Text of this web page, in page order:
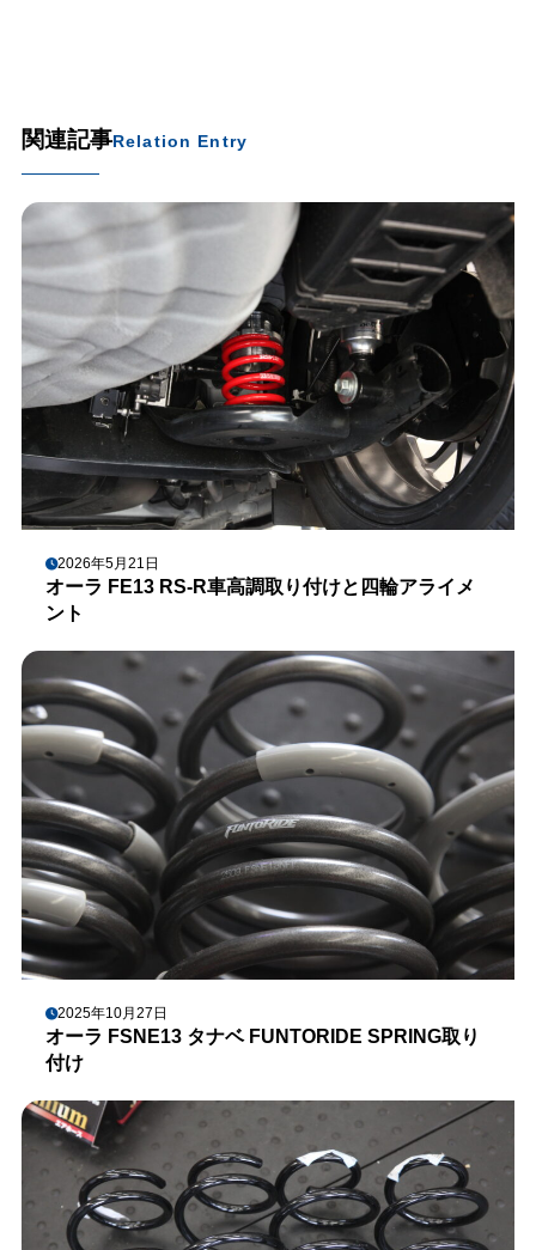
関連記事Relation Entry
2026年5月21日
オーラ FE13 RS-R車高調取り付けと四輪アライメ
ント
2025年10月27日
オーラ FSNE13 タナベ FUNTORIDE SPRING取り
付け